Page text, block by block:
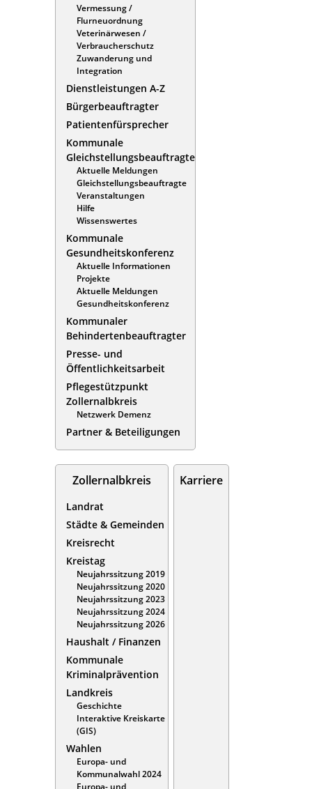
Vermessung /
Flurneuordnung
Veterinärwesen /
Verbraucherschutz
Zuwanderung und
Integration
Dienstleistungen A-Z
Bürgerbeauftragter
Patientenfürsprecher
Kommunale
Gleichstellungsbeauftragte
Aktuelle Meldungen
Gleichstellungsbeauftragte
Veranstaltungen
Hilfe
Wissenswertes
Kommunale
Gesundheitskonferenz
Aktuelle Informationen
Projekte
Aktuelle Meldungen
Gesundheitskonferenz
Kommunaler
Behindertenbeauftragter
Presse- und
Öffentlichkeitsarbeit
Pflegestützpunkt
Zollernalbkreis
Netzwerk Demenz
Partner & Beteiligungen
Zollernalbkreis
Landrat
Städte & Gemeinden
Kreisrecht
Kreistag
Neujahrssitzung 2019
Neujahrssitzung 2020
Neujahrssitzung 2023
Neujahrssitzung 2024
Neujahrssitzung 2026
Haushalt / Finanzen
Kommunale
Kriminalprävention
Landkreis
Geschichte
Interaktive Kreiskarte
(GIS)
Wahlen
Europa- und
Kommunalwahl 2024
Europa- und
Karriere